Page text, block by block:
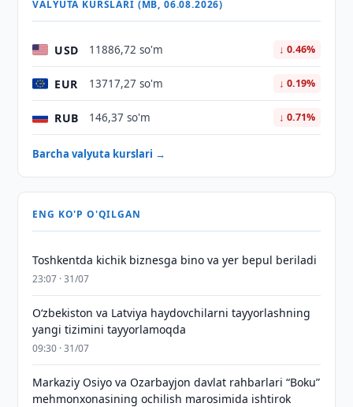
VALYUTA KURSLARI (MB, 06.08.2026)
USD 11886,72 so'm ↓ 0.46%
EUR 13717,27 so'm ↓ 0.19%
RUB 146,37 so'm ↓ 0.71%
Barcha valyuta kurslari →
ENG KO'P O'QILGAN
Toshkentda kichik biznesga bino va yer bepul beriladi
23:07 · 31/07
Oʻzbekiston va Latviya haydovchilarni tayyorlashning
yangi tizimini tayyorlamoqda
09:30 · 31/07
Markaziy Osiyo va Ozarbayjon davlat rahbarlari “Boku”
mehmonxonasining ochilish marosimida ishtirok